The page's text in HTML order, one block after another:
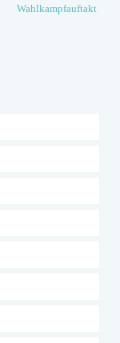
Wahlkampfauftakt